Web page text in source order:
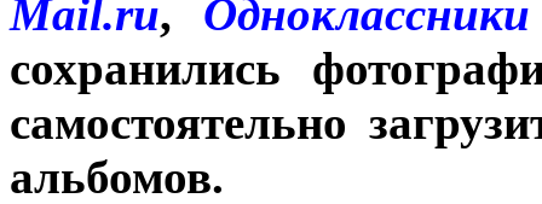
Mail.ru, Одноклассники
сохранились
самостоятельно
альбомов.